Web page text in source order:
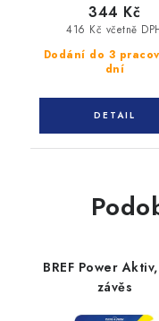
Dodání do 3
dní
416 Kč včetně
344 Kč
BREF Power
závěs